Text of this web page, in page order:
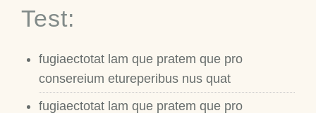
Test:
fugiaectotat lam que pratem que pro
consereium etureperibus nus quat
fugiaectotat lam que pratem que pro